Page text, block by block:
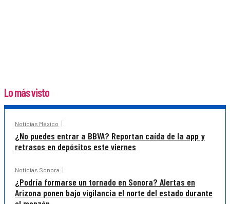
Lo más visto
Noticias México
¿No puedes entrar a BBVA? Reportan caída de la app y
retrasos en depósitos este viernes
Noticias Sonora
¿Podría formarse un tornado en Sonora? Alertas en
Arizona ponen bajo vigilancia el norte del estado durante